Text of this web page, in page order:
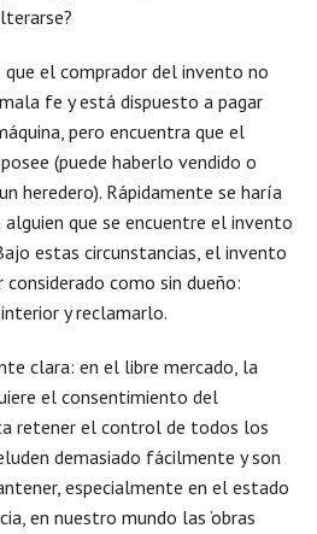
que el comprador del invento no
fe y está dispuesto a pagar
pero encuentra que el
(puede haberlo vendido o
heredero). Rápidamente se haría
que se encuentre el invento
estas circunstancias, el invento
como sin dueño:
y reclamarlo.
clara: en el libre mercado, la
el consentimiento del
retener el control de todos los
demasiado fácilmente y son
especialmente en el estado
en nuestro mundo las ‘obras